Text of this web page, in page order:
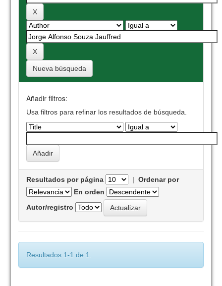
Nueva búsqueda
Añadir filtros:
Usa filtros para refinar los resultados de búsqueda.
Resultados por página |Ordenar por
En orden
Autor/registro
Resultados 1-1 de 1.